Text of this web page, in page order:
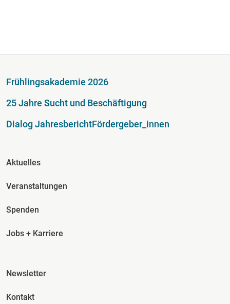
Fußzeile
Frühlingsakademie 2026
25 Jahre Sucht und Beschäftigung
Dialog JahresberichtFördergeber_innen
Fusszeile Spalte 2
Aktuelles
Veranstaltungen
Spenden
Jobs + Karriere
Fusszeile Spalte 3
Newsletter
Kontakt